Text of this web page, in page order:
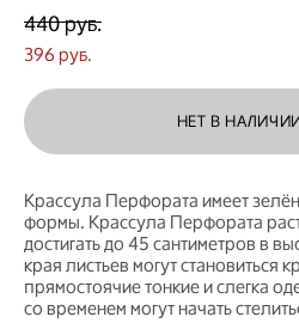
440 pуб.
396 pуб.
НЕТ В
Крассула Перфората имеет
формы. Крассула Перфората
достигать до 45 сантиметров в
края листьев могут становиться
прямостоячие тонкие и слегка
со временем могут начать